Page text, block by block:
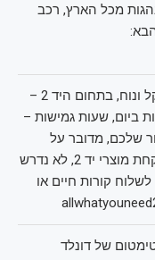
מכל הארץ, רכב
דרושים דרושות לעבודה בשירות לקוחות קל ונוח, בתחום היד 2 –
ביום, שעות גמישות –
שלכם, מדובר על
מענה טלפוני ופיזי ללקוחות המעוניינים לקחת מוצרי יד 2, לא נדרש
בחודש, ניתן לשלוח קורות חיים או
של דונלד